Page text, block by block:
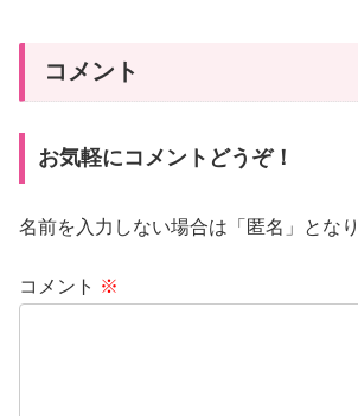
コメント
お気軽にコメントどうぞ！
名前を入力しない場合は「匿名」とな
コメント ※